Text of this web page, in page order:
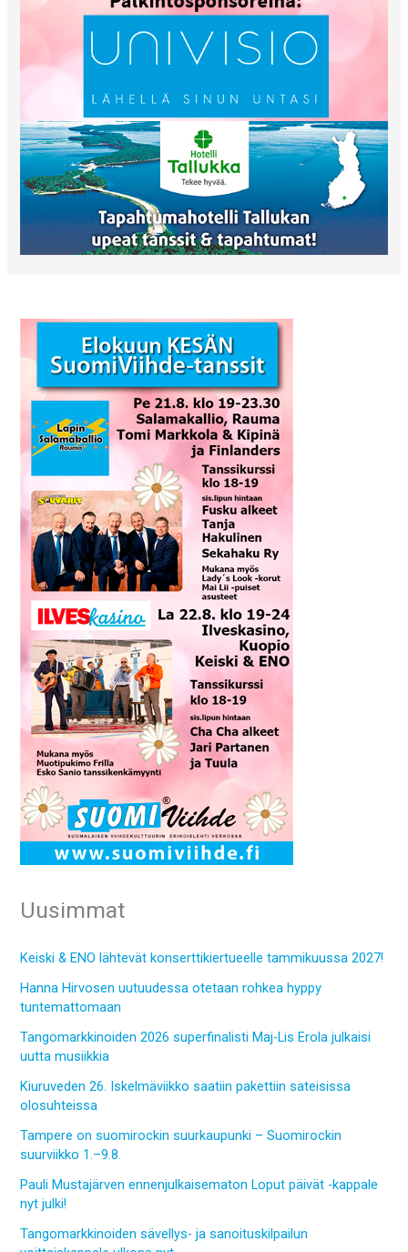
Uusimmat
Keiski & ENO lähtevät konserttikiertueelle tammikuussa 2027!
Hanna Hirvosen uutuudessa otetaan rohkea hyppy
tuntemattomaan
Tangomarkkinoiden 2026 superfinalisti Maj-Lis Erola julkaisi
uutta musiikkia
Kiuruveden 26. Iskelmäviikko saatiin pakettiin sateisissa
olosuhteissa
Tampere on suomirockin suurkaupunki – Suomirockin
suurviikko 1.–9.8.
Pauli Mustajärven ennenjulkaisematon Loput päivät -kappale
nyt julki!
Tangomarkkinoiden sävellys- ja sanoituskilpailun